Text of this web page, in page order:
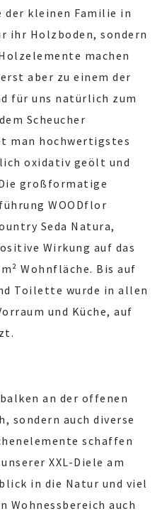
der kleinen Familie in
ihr Holzboden, sondern
machen
aber zu einem der
für uns natürlich zum
Scheucher
man hochwertigstes
oxidativ geölt und
großformatige
WOODflor
Seda Natura,
Wirkung auf das
Wohnfläche. Bis auf
Toilette wurde in allen
und Küche, auf
an der offenen
sondern auch diverse
schaffen
XXL-Diele am
in die Natur und viel
Wohnessbereich auch